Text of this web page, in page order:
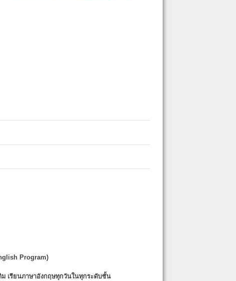
Program)
ม เรียนภาษาอังกฤษทุกวันในทุกระดับชั้น